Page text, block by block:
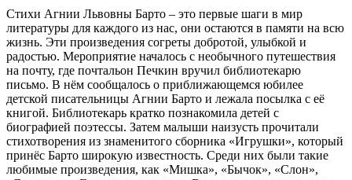
Стихи Агнии Львовны Барто – это первые шаги в мир
литературы для каждого из нас, они остаются в памяти на всю
жизнь. Эти произведения согреты добротой, улыбкой и
радостью. Мероприятие началось с необычного путешествия
на почту, где почтальон Печкин вручил библиотекарю
письмо. В нём сообщалось о приближающемся юбилее
детской писательницы Агнии Барто и лежала посылка с её
книгой. Библиотекарь кратко познакомила детей с
биографией поэтессы. Затем малыши наизусть прочитали
стихотворения из знаменитого сборника «Игрушки», который
принёс Барто широкую известность. Среди них были такие
любимые произведения, как «Мишка», «Бычок», «Слон»,